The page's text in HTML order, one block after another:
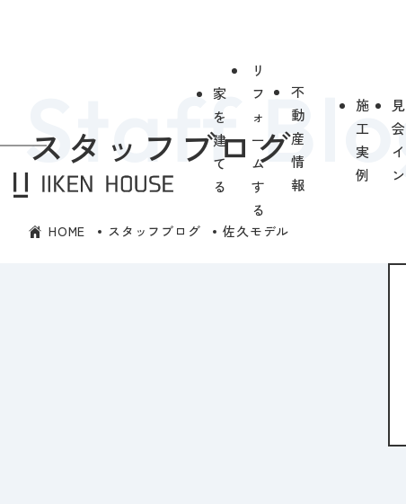
家
を
建
て
る
リ
フ
ォ
ー
ム
す
る
不
動
産
情
報
施
工
実
例
スタッフブログ
HOME スタッフブログ 佐久モデル